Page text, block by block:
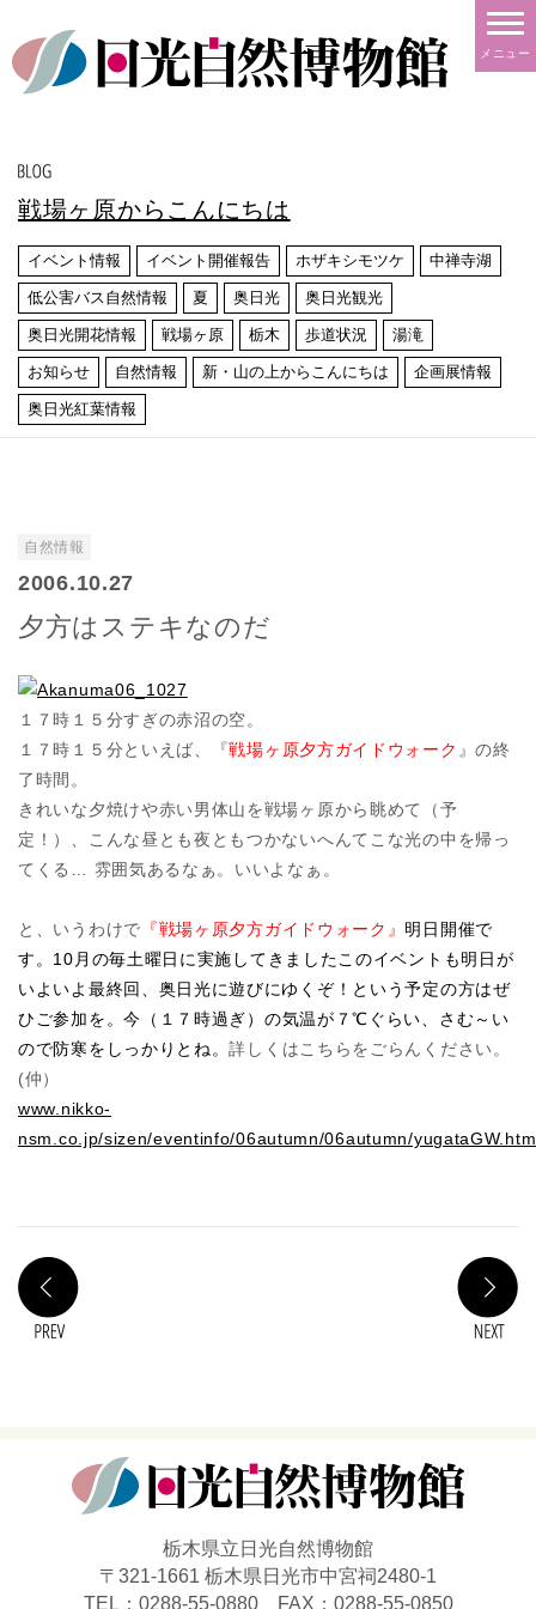
メニュー
戦場ヶ原からこんにちは
イベント情報 イベント開催報告 ホザキシモツケ 中禅寺湖
低公害バス自然情報 夏 奥日光 奥日光観光
奥日光開花情報 戦場ヶ原 栃木 歩道状況 湯滝
お知らせ 自然情報 新・山の上からこんにちは 企画展情報
奥日光紅葉情報
自然情報
2006.10.27
夕方はステキなのだ
１７時１５分すぎの赤沼の空。
１７時１５分といえば、『戦場ヶ原夕方ガイドウォーク 』の終
了時間。
きれいな夕焼けや赤い男体山を戦場ヶ原から眺めて（予
定！）、こんな昼とも夜ともつかないへんてこな光の中を帰っ
てくる… 雰囲気あるなぁ。いいよなぁ。
と、いうわけで 『戦場ヶ原夕方ガイドウォーク』 明日開催で
す。 10月の毎土曜日に実施してきましたこのイベントも明日が
いよいよ最終回、奥日光に遊びにゆくぞ！という予定の方はぜ
ひ ご参加を。今（１７時過ぎ）の気温が７℃ぐらい、さむ～い
ので防寒をしっかりとね。詳しくはこちらをごらんください。
(仲）
www.nikko-
nsm.co.jp/sizen/eventinfo/06autumn/06autumn/yugataGW.htm
栃木県立日光自然博物館
〒321-1661 栃木県日光市中宮祠2480-1
TEL：0288-55-0880 FAX：0288-55-0850